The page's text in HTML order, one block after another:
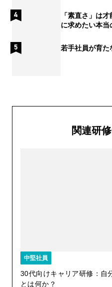
「素直さ」は
に求めたい本当
若手社員が育た
関連研
中堅社員
30代向けキャリア研修：自
とは何か？